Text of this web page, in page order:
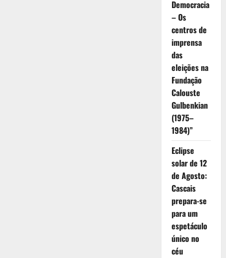
Democracia
– Os
centros de
imprensa
das
eleições na
Fundação
Calouste
Gulbenkian
(1975–
1984)”
Eclipse
solar de 12
de Agosto:
Cascais
prepara-se
para um
espetáculo
único no
céu